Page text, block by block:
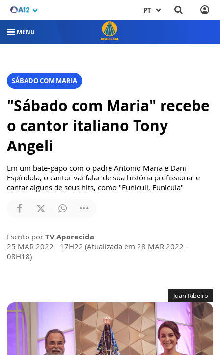
PT
MENU
SÁBADO COM MARIA
"Sábado com Maria" recebe
o cantor italiano Tony
Angeli
Em um bate-papo com o padre Antonio Maria e Dani
Espíndola, o cantor vai falar de sua história profissional e
cantar alguns de seus hits, como "Funiculi, Funicula"
Escrito por TV Aparecida
25 MAR 2022 - 17H22 (Atualizada em 28 MAR 2022 -
08H18)
Juan Ribeiro